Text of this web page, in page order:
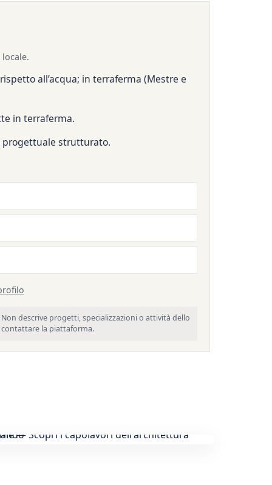
all’acqua; in terraferma (Mestre e
in terraferma.
progettuale strutturato.
descrive progetti, specializzazioni o attività dello
la piattaforma.